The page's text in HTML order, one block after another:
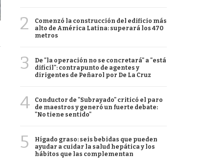
2
Comenzó la construcción del edificio más
alto de América Latina: superará los 470
metros
3
De "la operación no se concretará" a "está
difícil": contrapunto de agentes y
dirigentes de Peñarol por De La Cruz
4
Conductor de "Subrayado" criticó el paro
de maestros y generó un fuerte debate:
"No tiene sentido"
5
Hígado graso: seis bebidas que pueden
ayudar a cuidar la salud hepática y los
hábitos que las complementan